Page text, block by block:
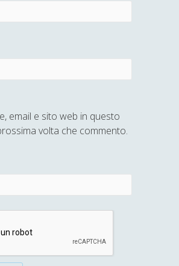
email e sito web in questo
volta che commento.